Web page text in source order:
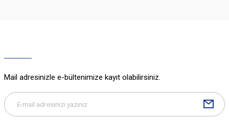
Gönder
Mail adresinizle e-bültenimize kayıt olabilirsiniz.